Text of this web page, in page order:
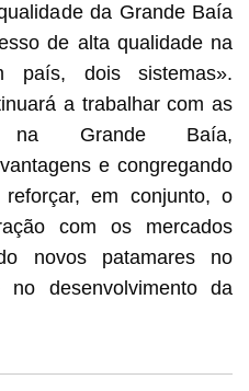
da Grande Baía
de alta qualidade na
país, dois sistemas».
a trabalhar com as
na Grande Baía,
e congregando
em conjunto, o
com os mercados
novos patamares no
desenvolvimento da